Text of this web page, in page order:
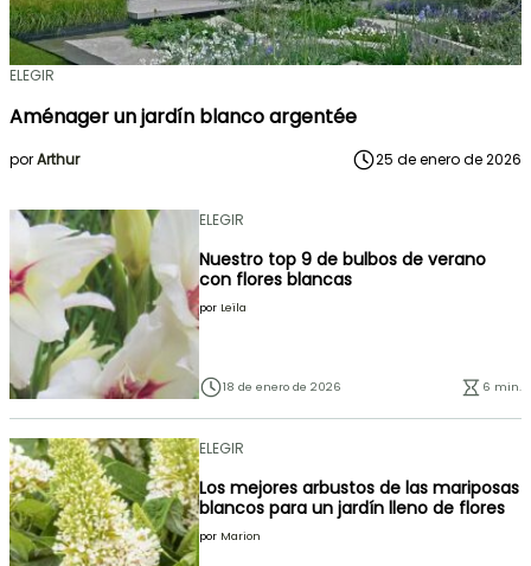
ELEGIR
Aménager un jardín blanco argentée
porArthur 25 de enero de 2026
ELEGIR
Nuestro top 9 de bulbos de verano
con flores blancas
por Leïla
18 de enero de 2026 6 min.
ELEGIR
Los mejores arbustos de las mariposas
blancos para un jardín lleno de flores
por Marion